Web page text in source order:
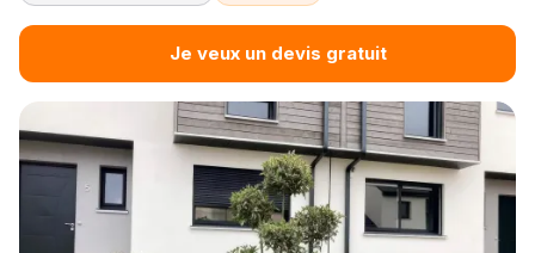
Je veux un devis gratuit